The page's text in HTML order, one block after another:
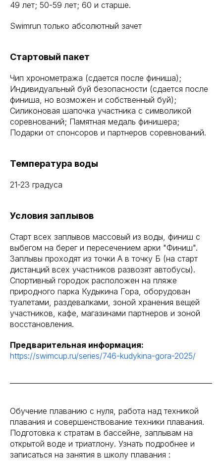
49 лет; 50-59 лет; 60 и старше.
Swimrun только абсолютный зачет
Стартовый пакет
Чип хронометража (сдается после финиша);
Индивидуальный буй безопасности (сдается после
финиша, но возможен и собственный буй);
Силиконовая шапочка участника с символикой
соревнований; Памятная медаль финишера;
Подарки от спонсоров и партнеров соревнований.
Температура воды
21-23 градуса
Условия заплывов
Старт всех заплывов массовый из воды, финиш с
выбегом на берег и пересечением арки "Финиш".
Заплывы проходят из точки А в точку Б (на старт
дистанций всех участников развозят автобусы).
Спортивный городок расположен на пляже
природного парка Кудыкина Гора, оборудован
туалетами, раздевалками, зоной хранения вещей
участников, кафе, магазинами партнеров и зоной
восстановления.
Предварительная информация:
https://swimcup.ru/series/746-kudykina-gora-2025/
Обучение плаванию с нуля, работа над техникой
плавания и совершенствование техники плавания.
Подготовка к стратам в бассейне, заплывам на
открытой воде и триатлону. Узнать подробнее и
записаться на занятия в школу плавания :